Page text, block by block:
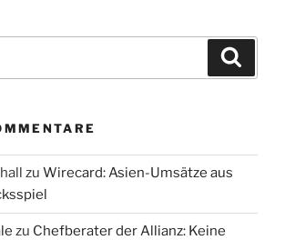
zu Wirecard: Asien-Umsätze aus
zu Chefberater der Allianz: Keine